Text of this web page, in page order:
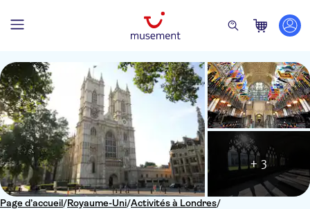
Page d’accueil/Royaume-Uni/Activités à Londres/
+ 3